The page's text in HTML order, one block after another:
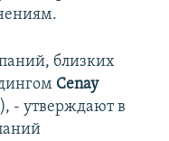
близких
Cenay
- утверждают в